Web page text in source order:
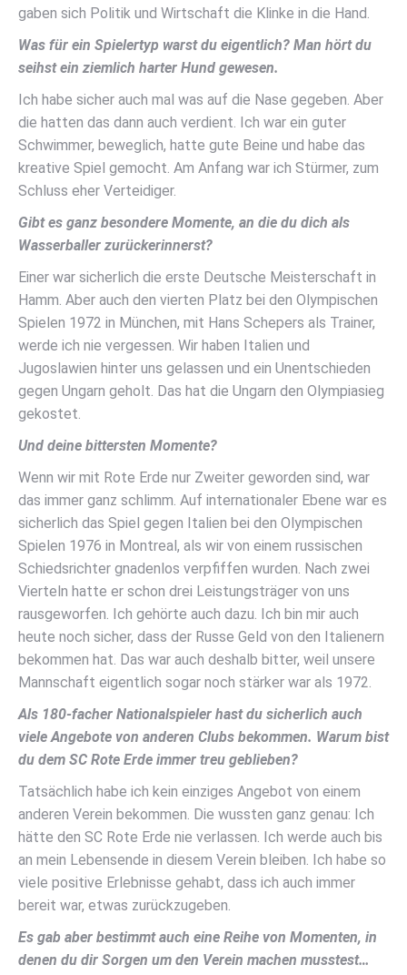
gaben sich Politik und Wirtschaft die Klinke in die Hand.
Was für ein Spielertyp warst du eigentlich? Man hört du
seihst ein ziemlich harter Hund gewesen.
Ich habe sicher auch mal was auf die Nase gegeben. Aber
die hatten das dann auch verdient. Ich war ein guter
Schwimmer, beweglich, hatte gute Beine und habe das
kreative Spiel gemocht. Am Anfang war ich Stürmer, zum
Schluss eher Verteidiger.
Gibt es ganz besondere Momente, an die du dich als
Wasserballer zurückerinnerst?
Einer war sicherlich die erste Deutsche Meisterschaft in
Hamm. Aber auch den vierten Platz bei den Olympischen
Spielen 1972 in München, mit Hans Schepers als Trainer,
werde ich nie vergessen. Wir haben Italien und
Jugoslawien hinter uns gelassen und ein Unentschieden
gegen Ungarn geholt. Das hat die Ungarn den Olympiasieg
gekostet.
Und deine bittersten Momente?
Wenn wir mit Rote Erde nur Zweiter geworden sind, war
das immer ganz schlimm. Auf internationaler Ebene war es
sicherlich das Spiel gegen Italien bei den Olympischen
Spielen 1976 in Montreal, als wir von einem russischen
Schiedsrichter gnadenlos verpfiffen wurden. Nach zwei
Vierteln hatte er schon drei Leistungsträger von uns
rausgeworfen. Ich gehörte auch dazu. Ich bin mir auch
heute noch sicher, dass der Russe Geld von den Italienern
bekommen hat. Das war auch deshalb bitter, weil unsere
Mannschaft eigentlich sogar noch stärker war als 1972.
Als 180-facher Nationalspieler hast du sicherlich auch
viele Angebote von anderen Clubs bekommen. Warum bist
du dem SC Rote Erde immer treu geblieben?
Tatsächlich habe ich kein einziges Angebot von einem
anderen Verein bekommen. Die wussten ganz genau: Ich
hätte den SC Rote Erde nie verlassen. Ich werde auch bis
an mein Lebensende in diesem Verein bleiben. Ich habe so
viele positive Erlebnisse gehabt, dass ich auch immer
bereit war, etwas zurückzugeben.
Es gab aber bestimmt auch eine Reihe von Momenten, in
denen du dir Sorgen um den Verein machen musstest…